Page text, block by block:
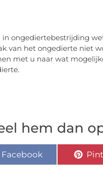
in ongediertebestrijding
van het ongedierte niet
met u naar wat
hem dan
Facebook